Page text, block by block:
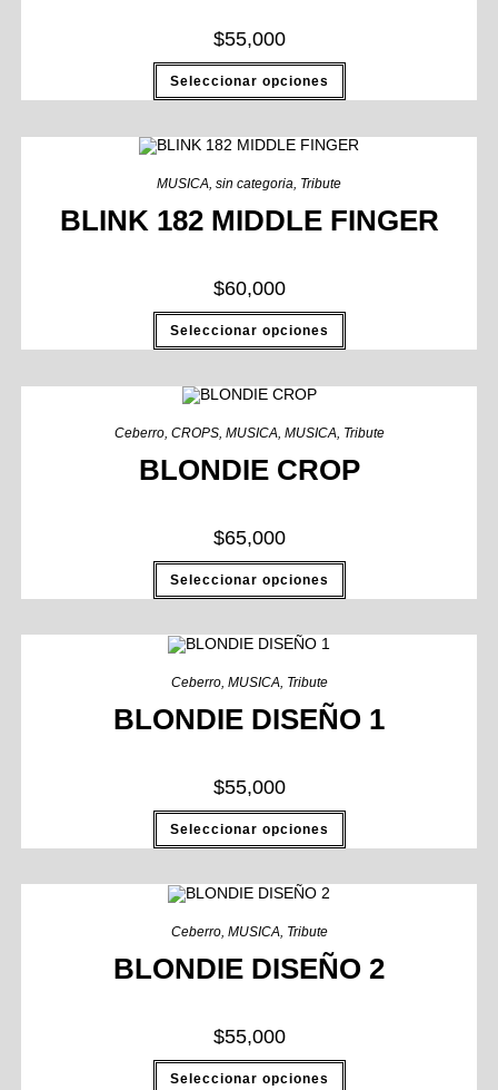
$55,000
Seleccionar opciones
MUSICA, sin categoria, Tribute
BLINK 182 MIDDLE FINGER
$60,000
Seleccionar opciones
Ceberro, CROPS, MUSICA, MUSICA, Tribute
BLONDIE CROP
$65,000
Seleccionar opciones
Ceberro, MUSICA Tribute
BLONDIE DISEÑO 1
$55,000
Seleccionar opciones
Ceberro, MUSICA Tribute
BLONDIE DISEÑO 2
$55,000
Seleccionar opciones